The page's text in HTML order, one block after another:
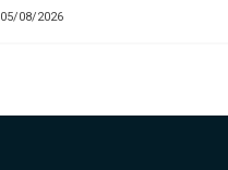
05/08/2026